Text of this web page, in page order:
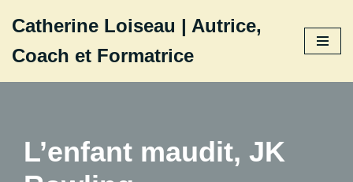
au
contenu
Catherine Loiseau | Autrice,
Coach et Formatrice
L’enfant maudit, JK